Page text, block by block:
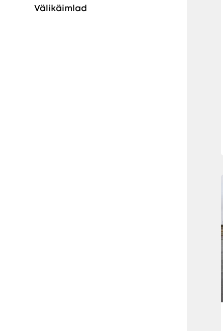
Välikäimlad